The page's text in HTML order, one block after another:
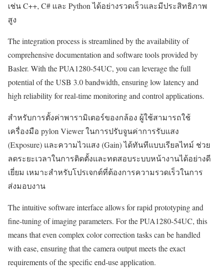
เช่น C++, C# และ Python ได้อย่างรวดเร็วและมีประสิทธิภาพ
สูง
The integration process is streamlined by the availability of
comprehensive documentation and software tools provided by
Basler. With the PUA1280-54UC, you can leverage the full
potential of the USB 3.0 bandwidth, ensuring low latency and
high reliability for real-time monitoring and control applications.
สำหรับการตั้งค่าพารามิเตอร์ของกล้อง ผู้ใช้สามารถใช้
เครื่องมือ pylon Viewer ในการปรับจูนค่าการรับแสง
(Exposure) และความไวแสง (Gain) ได้ทันทีแบบเรียลไทม์ ช่วย
ลดระยะเวลาในการติดตั้งและทดสอบระบบหน้างานได้อย่างดี
เยี่ยม เหมาะสำหรับโปรเจกต์ที่ต้องการความรวดเร็วในการ
ส่งมอบงาน
The intuitive software interface allows for rapid prototyping and
fine-tuning of imaging parameters. For the PUA1280-54UC, this
means that even complex color correction tasks can be handled
with ease, ensuring that the camera output meets the exact
requirements of the specific end-use application.